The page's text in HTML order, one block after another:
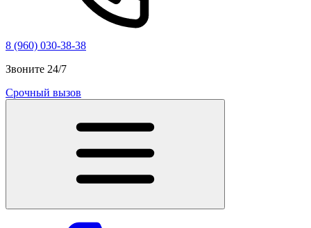
8 (960) 030-38-38
Звоните 24/7
Срочный вызов